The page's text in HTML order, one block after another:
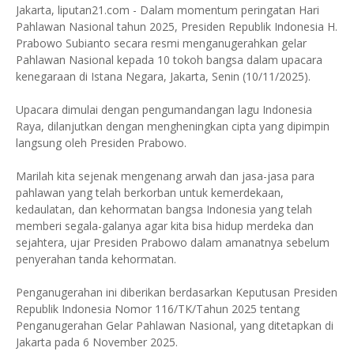
Jakarta, liputan21.com - Dalam momentum peringatan Hari
Pahlawan Nasional tahun 2025, Presiden Republik Indonesia H.
Prabowo Subianto secara resmi menganugerahkan gelar
Pahlawan Nasional kepada 10 tokoh bangsa dalam upacara
kenegaraan di Istana Negara, Jakarta, Senin (10/11/2025).
Upacara dimulai dengan pengumandangan lagu Indonesia
Raya, dilanjutkan dengan mengheningkan cipta yang dipimpin
langsung oleh Presiden Prabowo.
Marilah kita sejenak mengenang arwah dan jasa-jasa para
pahlawan yang telah berkorban untuk kemerdekaan,
kedaulatan, dan kehormatan bangsa Indonesia yang telah
memberi segala-galanya agar kita bisa hidup merdeka dan
sejahtera, ujar Presiden Prabowo dalam amanatnya sebelum
penyerahan tanda kehormatan.
Penganugerahan ini diberikan berdasarkan Keputusan Presiden
Republik Indonesia Nomor 116/TK/Tahun 2025 tentang
Penganugerahan Gelar Pahlawan Nasional, yang ditetapkan di
Jakarta pada 6 November 2025.